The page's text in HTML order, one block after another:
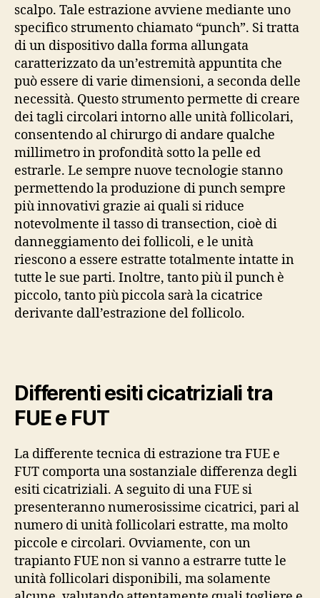
scalpo. Tale estrazione avviene mediante uno
specifico strumento chiamato “punch”. Si tratta
di un dispositivo dalla forma allungata
caratterizzato da un’estremità appuntita che
può essere di varie dimensioni, a seconda delle
necessità. Questo strumento permette di creare
dei tagli circolari intorno alle unità follicolari,
consentendo al chirurgo di andare qualche
millimetro in profondità sotto la pelle ed
estrarle. Le sempre nuove tecnologie stanno
permettendo la produzione di punch sempre
più innovativi grazie ai quali si riduce
notevolmente il tasso di transection, cioè di
danneggiamento dei follicoli, e le unità
riescono a essere estratte totalmente intatte in
tutte le sue parti. Inoltre, tanto più il punch è
piccolo, tanto più piccola sarà la cicatrice
derivante dall’estrazione del follicolo.
Differenti esiti cicatriziali tra
FUE e FUT
La differente tecnica di estrazione tra FUE e
FUT comporta una sostanziale differenza degli
esiti cicatriziali. A seguito di una FUE si
presenteranno numerosissime cicatrici, pari al
numero di unità follicolari estratte, ma molto
piccole e circolari. Ovviamente, con un
trapianto FUE non si vanno a estrarre tutte le
unità follicolari disponibili, ma solamente